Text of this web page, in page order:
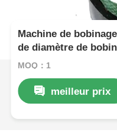
Machine de
de diamètre de
bobinage de 300 m/
MOQ：1
meilleur prix